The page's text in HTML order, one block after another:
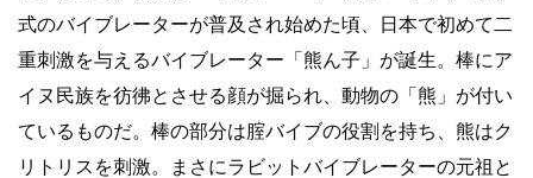
式のバイブレーターが普及され始めた頃、日本で初めて二
重刺激を与えるバイブレーター「熊ん子」が誕生。棒にア
イヌ民族を彷彿とさせる顔が掘られ、動物の「熊」が付い
ているものだ。棒の部分は腟バイブの役割を持ち、熊はク
リトリスを刺激。まさにラビットバイブレーターの元祖と